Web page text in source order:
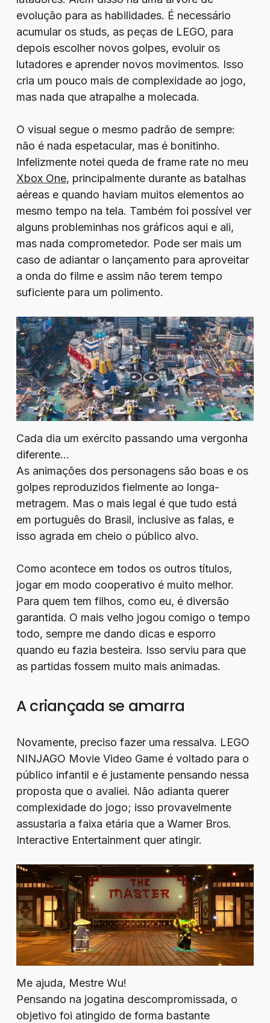
evolução para as habilidades. É necessário
acumular os studs, as peças de LEGO, para
depois escolher novos golpes, evoluir os
lutadores e aprender novos movimentos. Isso
cria um pouco mais de complexidade ao jogo,
mas nada que atrapalhe a molecada.
O visual segue o mesmo padrão de sempre:
não é nada espetacular, mas é bonitinho.
Infelizmente notei queda de frame rate no meu
Xbox One, principalmente durante as batalhas
aéreas e quando haviam muitos elementos ao
mesmo tempo na tela. Também foi possível ver
alguns probleminhas nos gráficos aqui e ali,
mas nada comprometedor. Pode ser mais um
caso de adiantar o lançamento para aproveitar
a onda do filme e assim não terem tempo
suficiente para um polimento.
Cada dia um exército passando uma vergonha
diferente…
As animações dos personagens são boas e os
golpes reproduzidos fielmente ao longa-
metragem. Mas o mais legal é que tudo está
em português do Brasil, inclusive as falas, e
isso agrada em cheio o público alvo.
Como acontece em todos os outros títulos,
jogar em modo cooperativo é muito melhor.
Para quem tem filhos, como eu, é diversão
garantida. O mais velho jogou comigo o tempo
todo, sempre me dando dicas e esporro
quando eu fazia besteira. Isso serviu para que
as partidas fossem muito mais animadas.
A criançada se amarra
Novamente, preciso fazer uma ressalva. LEGO
NINJAGO Movie Video Game é voltado para o
público infantil e é justamente pensando nessa
proposta que o avaliei. Não adianta querer
complexidade do jogo; isso provavelmente
assustaria a faixa etária que a Warner Bros.
Interactive Entertainment quer atingir.
Me ajuda, Mestre Wu!
Pensando na jogatina descompromissada, o
objetivo foi atingido de forma bastante